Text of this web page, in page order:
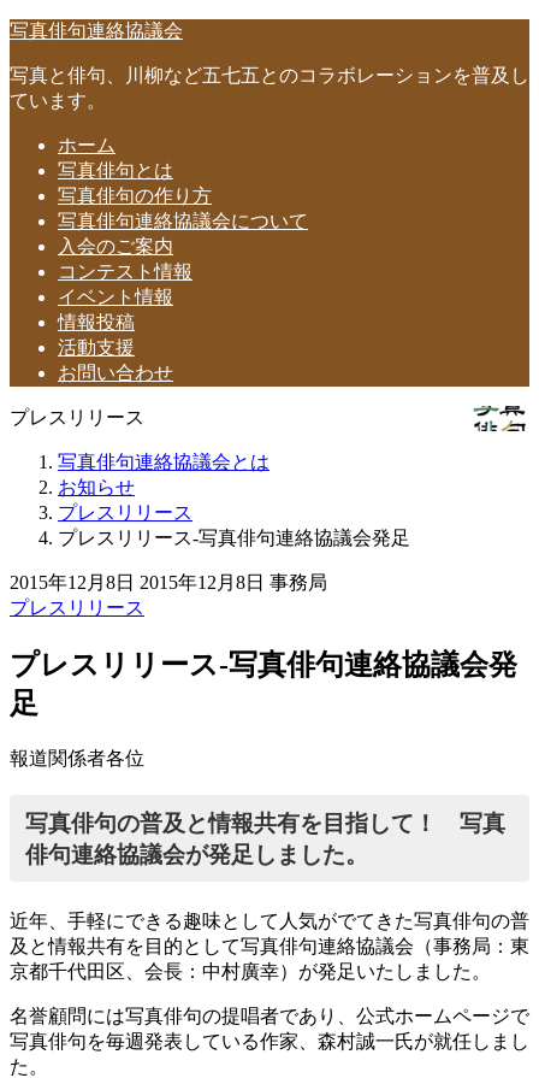
写真俳句連絡協議会
写真と俳句、川柳など五七五とのコラボレーションを普及し
ています。
ホーム
写真俳句とは
写真俳句の作り方
写真俳句連絡協議会について
入会のご案内
コンテスト情報
イベント情報
情報投稿
活動支援
お問い合わせ
プレスリリース
写真俳句連絡協議会とは
お知らせ
プレスリリース
プレスリリース-写真俳句連絡協議会発足
2015年12月8日 2015年12月8日 事務局
プレスリリース
プレスリリース-写真俳句連絡協議会発
足
報道関係者各位
写真俳句の普及と情報共有を目指して！ 写真
俳句連絡協議会が発足しました。
近年、手軽にできる趣味として人気がでてきた写真俳句の普
及と情報共有を目的として写真俳句連絡協議会（事務局：東
京都千代田区、会長：中村廣幸）が発足いたしました。
名誉顧問には写真俳句の提唱者であり、公式ホームページで
写真俳句を毎週発表している作家、森村誠一氏が就任しまし
た。